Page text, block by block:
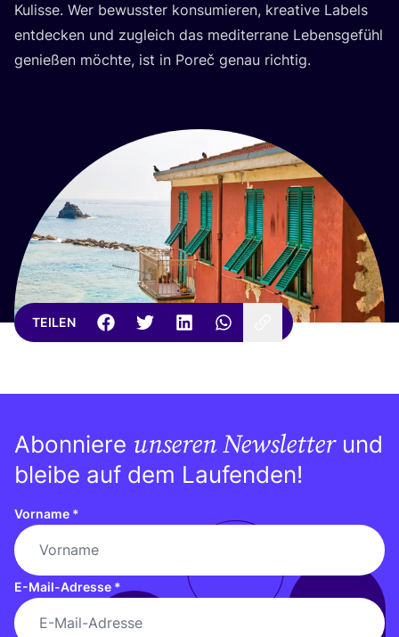
Kulis­se. Wer bewuss­ter kon­su­mie­ren, krea­ti­ve Labels
ent­de­cken und zugleich das medi­ter­ra­ne Lebens­ge­fühl
genie­ßen möch­te, ist in Poreč genau richtig.
TEILEN
Abonniere unseren Newsletterund
bleibe auf dem Laufenden!
Vorname *
E-Mail-Adresse *